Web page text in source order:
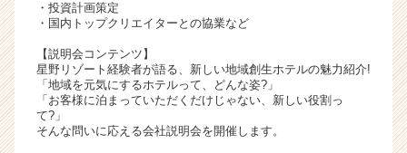
e
r
C
a
e
・投資計画策定
・国内トップクリエイターとの協業など
【説明会コンテンツ】
星野リゾート経験者が語る、新しい地域創生ホテルの魅力紹介!
「地域を元気にするホテルって、どんな姿?」
「お客様に泊まっていただくだけじゃない、新しい役割っ
て?」
そんな問いに応える会社説明会を開催します。